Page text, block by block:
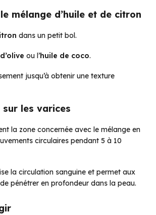
mélange d’huile et de citron
dans un petit bol.
ou l’huile de coco.
jusqu’à obtenir une texture
sur les varices
la zone concernée avec le mélange en
circulaires pendant 5 à 10
la circulation sanguine et permet aux
pénétrer en profondeur dans la peau.